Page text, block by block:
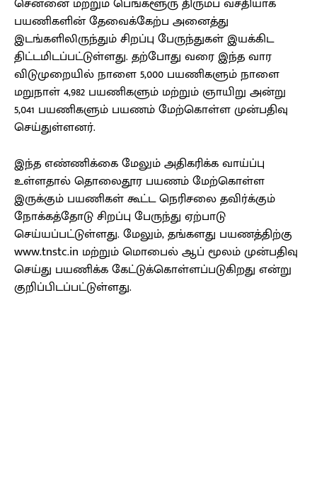
பயணிகளின் தேவைக்கேற்ப அனைத்து
இடங்களிலிருந்தும் சிறப்பு பேருந்துகள் இயக்கிட
திட்டமிடப்பட்டுள்ளது. தற்போது வரை இந்த வார
விடுமுறையில் நாளை 5,000 பயணிகளும் நாளை
மறுநாள் 4,982 பயணிகளும் மற்றும் ஞாயிறு அன்று
5,041 பயணிகளும் பயணம் மேற்கொள்ள முன்பதிவு
செய்துள்ளனர்.
இந்த எண்ணிக்கை மேலும் அதிகரிக்க வாய்ப்பு
உள்ளதால் தொலைதூர பயணம் மேற்கொள்ள
இருக்கும் பயணிகள் கூட்ட நெரிசலை தவிர்க்கும்
நோக்கத்தோடு சிறப்பு பேருந்து ஏற்பாடு
செய்யப்பட்டுள்ளது. மேலும், தங்களது பயணத்திற்கு
www.tnstc.in மற்றும் மொபைல் ஆப் மூலம் முன்பதிவு
செய்து பயணிக்க கேட்டுக்கொள்ளப்படுகிறது என்று
குறிப்பிடப்பட்டுள்ளது.